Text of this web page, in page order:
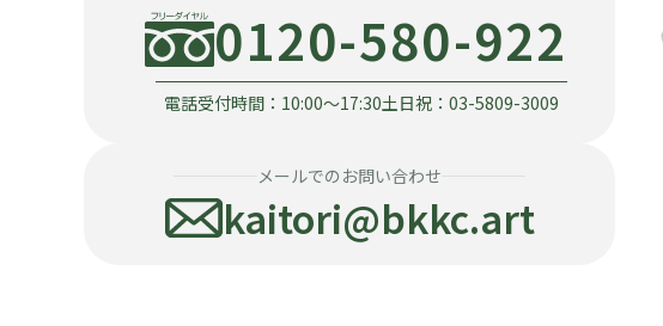
0120-580-922
電話受付時間：10:00〜17:30土日祝：03-5809-3009
メールでのお問い合わせ
kaitori@bkkc.art